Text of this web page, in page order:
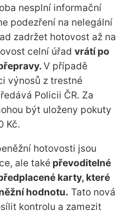
nesplní informační
podezření na nelegální
zadržet hotovost až na
celní úřad vrátí po
V případě
výnosů z trestné
Policii ČR. Za
být uloženy pokuty
Kč.
hotovosti jsou
ale také převoditelné
karty, které
hodnotu. Tato nová
kontrolu a zamezit